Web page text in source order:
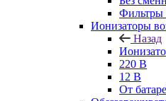
Фильтры
Ионизаторы
Назад
220 В
12 В
От